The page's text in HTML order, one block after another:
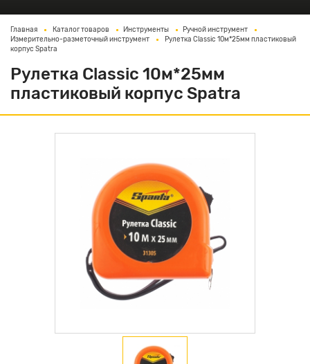
Главная Каталог товаров Инструменты
Ручной инструмент
Измерительно-разметочный инструмент
Рулетка Classic 10м*25мм пластиковый
корпус Spatra
Рулетка Classic 10м*25мм
пластиковый корпус Spatra